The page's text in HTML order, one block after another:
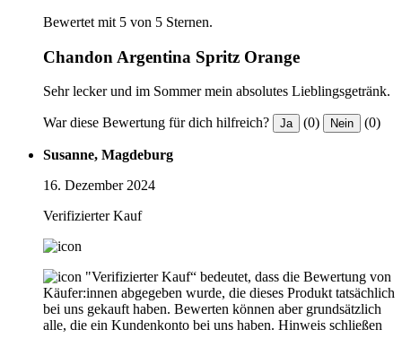
Bewertet mit 5 von 5 Sternen.
Chandon Argentina Spritz Orange
Sehr lecker und im Sommer mein absolutes Lieblingsgetränk.
War diese Bewertung für dich hilfreich? Ja (0) Nein (0)
Susanne, Magdeburg
16. Dezember 2024
Verifizierter Kauf
"Verifizierter Kauf“ bedeutet, dass die Bewertung von
Käufer:innen abgegeben wurde, die dieses Produkt tatsächlich
bei uns gekauft haben. Bewerten können aber grundsätzlich
alle, die ein Kundenkonto bei uns haben. Hinweis schließen